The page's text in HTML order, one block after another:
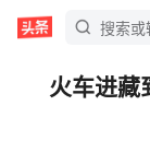
火车进藏